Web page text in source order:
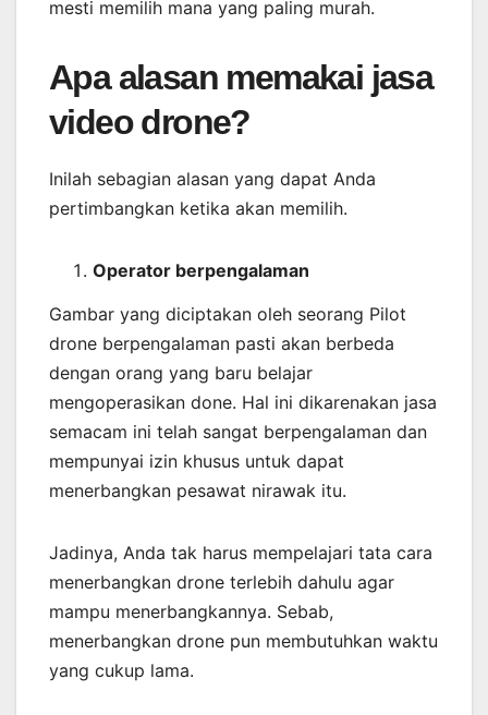
mesti memilih mana yang paling murah.
Apa alasan memakai jasa
video drone?
Inilah sebagian alasan yang dapat Anda
pertimbangkan ketika akan memilih.
Operator berpengalaman
Gambar yang diciptakan oleh seorang Pilot
drone berpengalaman pasti akan berbeda
dengan orang yang baru belajar
mengoperasikan done. Hal ini dikarenakan jasa
semacam ini telah sangat berpengalaman dan
mempunyai izin khusus untuk dapat
menerbangkan pesawat nirawak itu.
Jadinya, Anda tak harus mempelajari tata cara
menerbangkan drone terlebih dahulu agar
mampu menerbangkannya. Sebab,
menerbangkan drone pun membutuhkan waktu
yang cukup lama.